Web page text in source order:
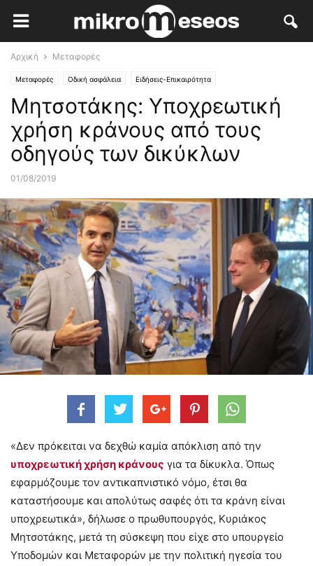
Αρχική Μεταφορές
Μεταφορές Οδική ασφάλεια Ειδήσεις-Επικαιρότητα
Μητσοτάκης: Υποχρεωτική
χρήση κράνους από τους
οδηγούς των δικύκλων
01/08/2019
«Δεν πρόκειται να δεχθώ καμία απόκλιση από την
υποχρεωτική χρήση κράνους για τα δίκυκλα. Όπως
εφαρμόζουμε τον αντικαπνιστικό νόμο, έτσι θα
καταστήσουμε και απολύτως σαφές ότι τα κράνη είναι
υποχρεωτικά», δήλωσε ο πρωθυπουργός, Κυριάκος
Μητσοτάκης, μετά τη σύσκεψη που είχε στο υπουργείο
Υποδομών και Μεταφορών με την πολιτική ηγεσία του